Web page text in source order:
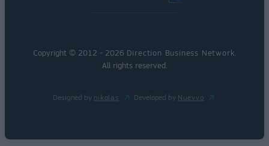
Copyright © 2012 - 2026 Direction Business Network
All rights reserved.
Designed by nikolas Developed by Nuevvo